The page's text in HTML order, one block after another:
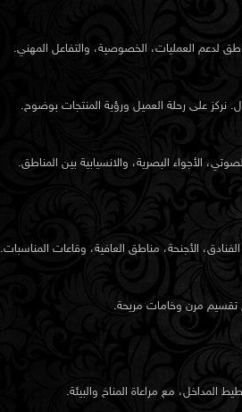
لدعم العمليات، الخصوصية، والتفاعل المهني.
نركز على رحلة العميل ورؤية المنتجات بوضوح.
الأجواء البصرية، والانسيابية بين المناطق.
الأجنحة، مناطق العافية، وقاعات المناسبات.
تقسيم مرن وخامات مريحة.
مع مراعاة المناخ والبيئة.